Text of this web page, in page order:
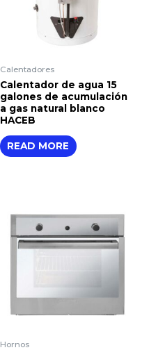
Calentadores
Calentador de agua 15
galones de acumulación
a gas natural blanco
HACEB
READ MORE
Hornos